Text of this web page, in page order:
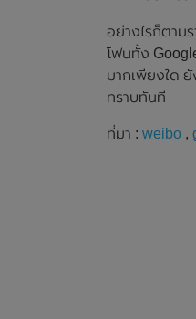
อย่างไรก็ตาม
โฟนทั้ง
มากเพียงใด ยั
ทราบทันที
ที่มา : weibo ,